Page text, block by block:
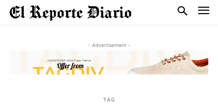
- Advertisement -
TAG